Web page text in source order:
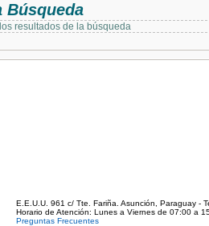
Búsqueda
resultados de la búsqueda
E.E.U.U. 961 c/ Tte. Fariña. Asunción, Paraguay -
Horario de Atención: Lunes a Viernes de 07:00 a
Preguntas Frecuentes